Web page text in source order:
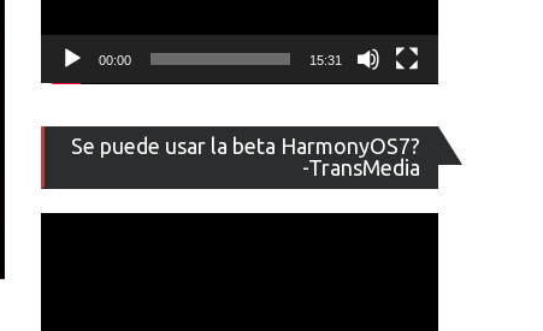
00:00 15:31
Se puede usar la beta HarmonyOS7?
-TransMedia
de
vídeo